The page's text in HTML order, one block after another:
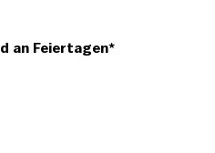
an Feiertagen*